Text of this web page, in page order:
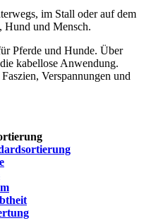
im Stall oder auf dem
Hund und Mensch.
Pferde und Hunde. Über
kabellose Anwendung.
Verspannungen und